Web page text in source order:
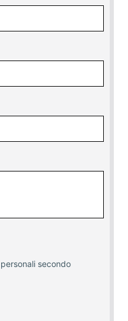
secondo